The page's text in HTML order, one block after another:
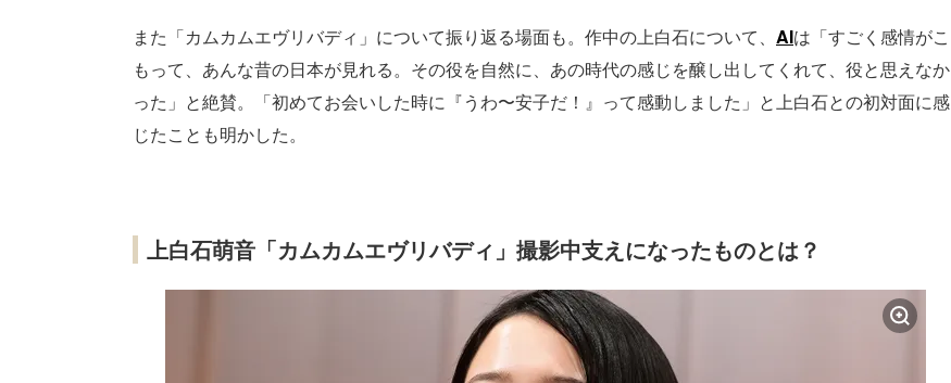
また「カムカムエヴリバディ」について振り返る場面も。作中の上白石について、 AIは「すごく感情がこ
もって、あんな昔の日本が見れる。その役を自然に、あの時代の感じを醸し出してくれて、役と思えなか
った」と絶賛。「初めてお会いした時に『うわ〜安子だ！』って感動しました」と上白石との初対面に感
じたことも明かした。
上白石萌音「カムカムエヴリバディ」撮影中支えになったものとは？